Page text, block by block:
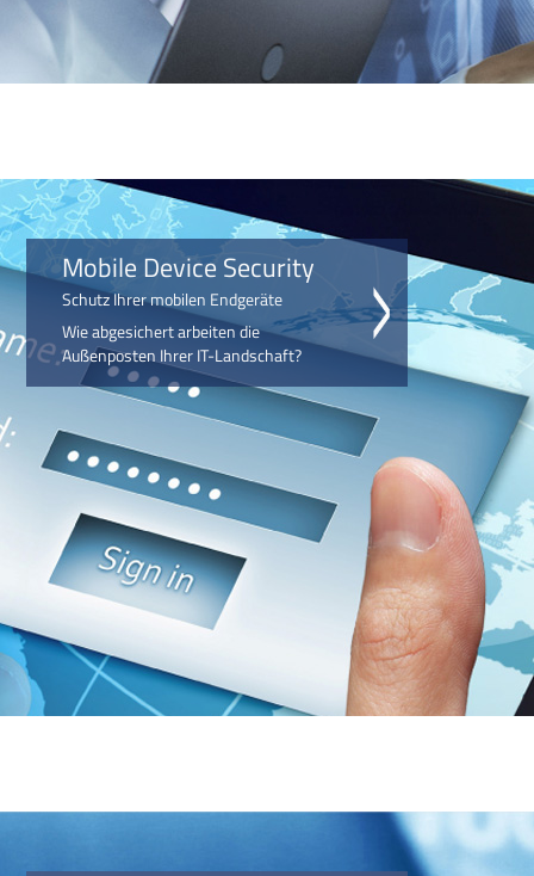
Mobile Device Security
Schutz Ihrer mobilen Endgeräte
Wie abgesichert arbeiten die
Außenposten Ihrer IT-Landschaft?